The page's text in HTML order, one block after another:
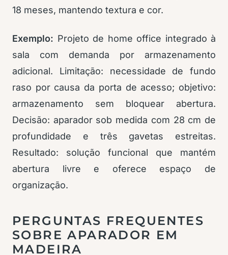
18 meses, mantendo textura e cor.
Exemplo: Projeto de home office integrado à
sala com demanda por armazenamento
adicional. Limitação: necessidade de fundo
raso por causa da porta de acesso; objetivo:
armazenamento sem bloquear abertura.
Decisão: aparador sob medida com 28 cm de
profundidade e três gavetas estreitas.
Resultado: solução funcional que mantém
abertura livre e oferece espaço de
organização.
PERGUNTAS FREQUENTES
SOBRE APARADOR EM
MADEIRA